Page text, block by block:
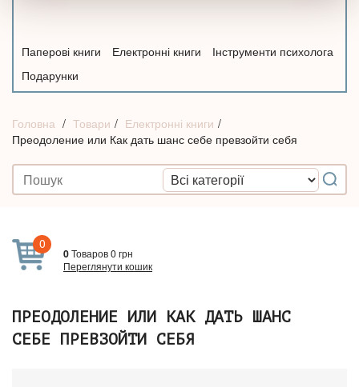
Паперові книги Електронні книги
Інструменти психолога
Подарунки
Головна Товари
Електронні книги
Преодоление или Как дать шанс себе превзойти себя
0
0Товаров0грн
Переглянути кошик
ПРЕОДОЛЕНИЕ ИЛИ КАК ДАТЬ ШАНС
СЕБЕ ПРЕВЗОЙТИ СЕБЯ